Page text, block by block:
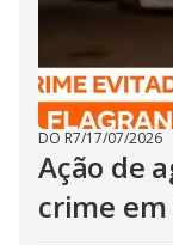
DO R7/17/07/2026
Ação de
crime